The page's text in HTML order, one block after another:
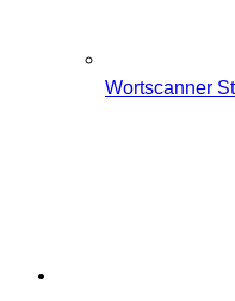
Wortscanner